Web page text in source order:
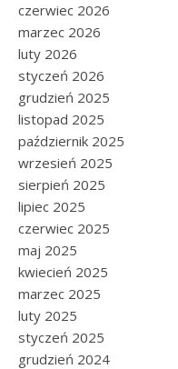
czerwiec 2026
marzec 2026
luty 2026
styczeń 2026
grudzień 2025
listopad 2025
październik 2025
wrzesień 2025
sierpień 2025
lipiec 2025
czerwiec 2025
maj 2025
kwiecień 2025
marzec 2025
luty 2025
styczeń 2025
grudzień 2024